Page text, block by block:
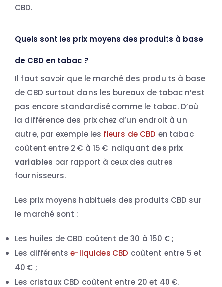
CBD.
Quels sont les prix moyens des produits à base
de CBD en tabac ?
Il faut savoir que le marché des produits à base
de CBD surtout dans les bureaux de tabac n’est
pas encore standardisé comme le tabac. D’où
la différence des prix chez d’un endroit à un
autre, par exemple les fleurs de CBD en tabac
coûtent entre 2 € à 15 € indiquant des prix
variables par rapport à ceux des autres
fournisseurs.
Les prix moyens habituels des produits CBD sur
le marché sont :
Les huiles de CBD coûtent de 30 à 150 € ;
Les différentse-liquides CBD coûtent entre 5 et
40 € ;
Les cristaux CBD coûtent entre 20 et 40 €.